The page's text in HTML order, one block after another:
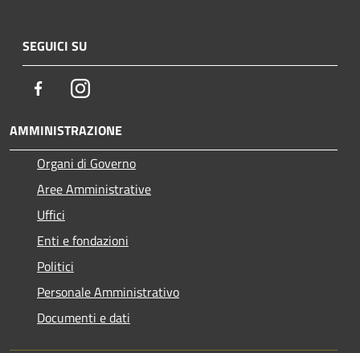
SEGUICI SU
FacebookInstagram
AMMINISTRAZIONE
Organi di Governo
Aree Amministrative
Uffici
Enti e fondazioni
Politici
Personale Amministrativo
Documenti e dati